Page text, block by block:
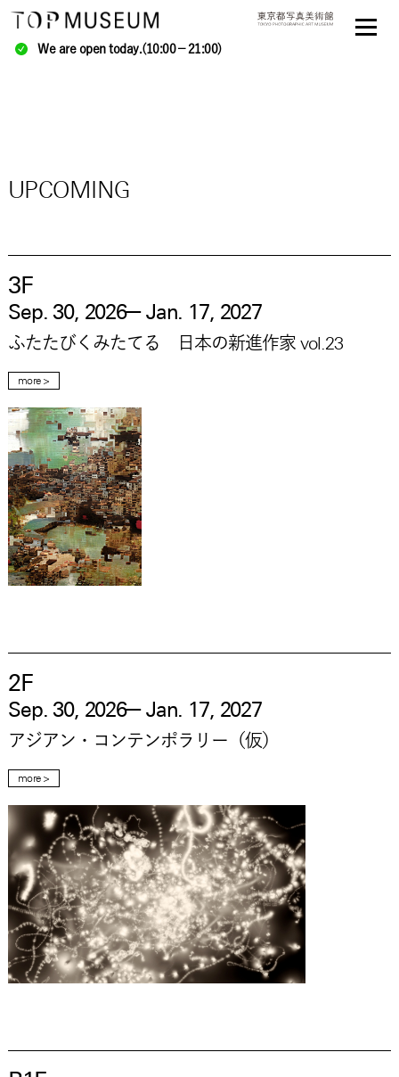
We are open today.(10:00－21:00)
UPCOMING
3F
Sep. 30, 2026—Jan. 17, 2027
ふたたびくみたてる 日本の新進作家 vol.23
more >
2F
Sep. 30, 2026—Jan. 17, 2027
アジアン・コンテンポラリー（仮）
more >